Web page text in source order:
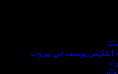
القدّيس يوسف في بيروت